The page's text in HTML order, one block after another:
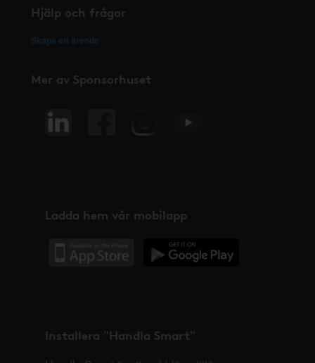
Hjälp och frågor
Skapa ett ärende
Mer av Sponsorhuset
Ladda hem vår mobilapp
Installera "Handla Smart"